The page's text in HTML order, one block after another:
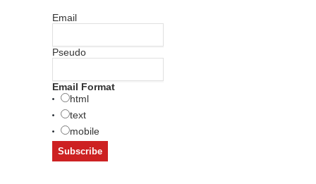
Email
Pseudo
Email Format
html
text
mobile